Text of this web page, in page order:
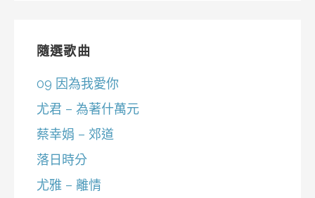
隨選歌曲
09 因為我愛你
尤君 – 為著什萬元
蔡幸娟 – 郊道
落日時分
尤雅 – 離情